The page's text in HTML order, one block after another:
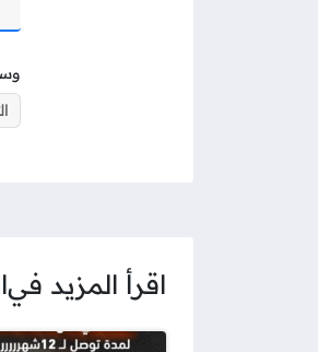
اقرأ المزيد في